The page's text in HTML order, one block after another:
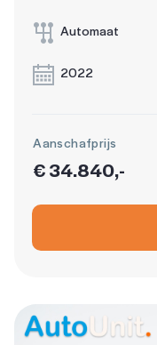
Automaat
2022
Aanschafprijs
€ 34.840,-